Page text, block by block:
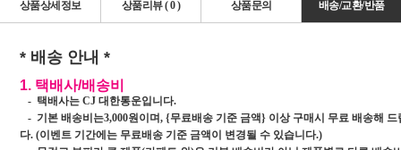
상품상세정보 상품리뷰 (0) 상품문의 배송/교환/반품
* 배송 안내 *
1. 택배사/배송비
- 택배사는 CJ 대한통운입니다.
- 기본 배송비는3,000원이며, {무료배송 기준 금액} 이상 구매시 무료 배송해 드
다. (이벤트 기간에는 무료배송 기준 금액이 변경될 수 있습니다.)